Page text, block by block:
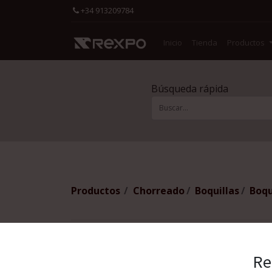
+34 913209784
Inicio Tienda Productos
Búsqueda rápida
Productos Chorreado Boquillas